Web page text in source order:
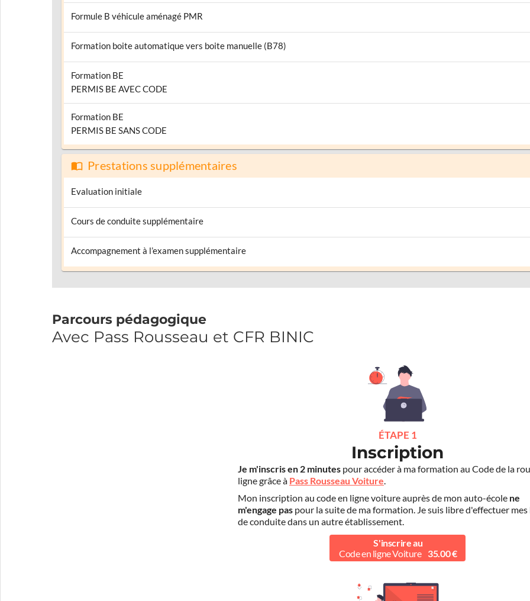
Formule B véhicule aménagé PMR
Formation boite automatique vers boite manuelle (B78)
Formation BE
PERMIS BE AVEC CODE
Formation BE
PERMIS BE SANS CODE
Prestations supplémentaires
Evaluation initiale
Cours de conduite supplémentaire
Accompagnement à l’examen supplémentaire
Parcours pédagogique
Avec Pass Rousseau et CFR BINIC
ÉTAPE 1
Inscription
Je m'inscris en 2 minutes pour accéder à ma formation au Code de la
ligne grâce à Pass Rousseau Voiture.
Mon inscription au code en ligne voiture auprès de mon auto-école ne
m'engage pas pour la suite de ma formation. Je suis libre d'effectuer mes
de conduite dans un autre établissement.
S'inscrire au
Code en ligne Voiture
35.00 €